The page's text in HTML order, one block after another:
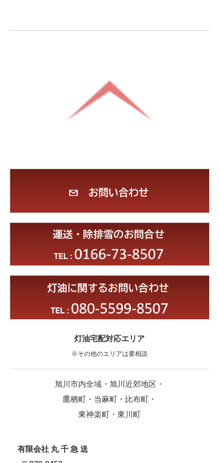
灯油宅配対応エリア
※その他のエリアは要相談
旭川市内全域・旭川近郊地区・
鷹栖町・当麻町・比布町・
東神楽町・東川町
有限会社 丸 千 急 送